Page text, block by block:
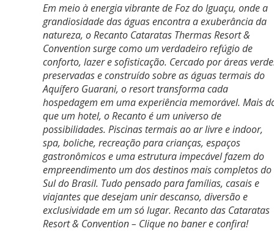
Em meio à energia vibrante de Foz do Iguaçu, onde a
grandiosidade das águas encontra a exuberância da
natureza, o Recanto Cataratas Thermas Resort &
Convention surge como um verdadeiro refúgio de
conforto, lazer e sofisticação. Cercado por áreas
preservadas e construído sobre as águas termais do
Aquífero Guarani, o resort transforma cada
hospedagem em uma experiência memorável. Mais
que um hotel, o Recanto é um universo de
possibilidades. Piscinas termais ao ar livre e indoor,
spa, boliche, recreação para crianças, espaços
gastronômicos e uma estrutura impecável fazem do
empreendimento um dos destinos mais completos do
Sul do Brasil. Tudo pensado para famílias, casais e
viajantes que desejam unir descanso, diversão e
exclusividade em um só lugar. Recanto das Cataratas
Resort & Convention – Clique no baner e confira!